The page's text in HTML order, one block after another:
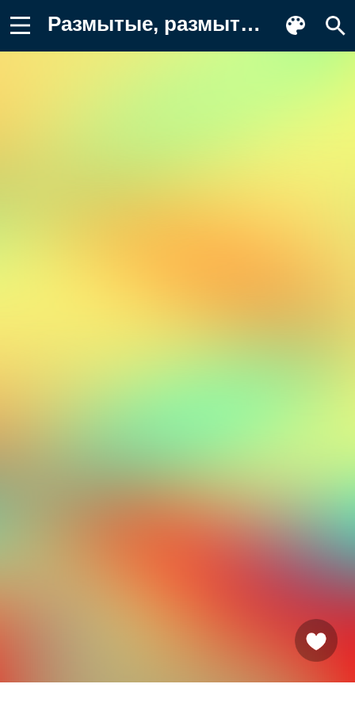
Размытые, размытый фон, градиент Картинка